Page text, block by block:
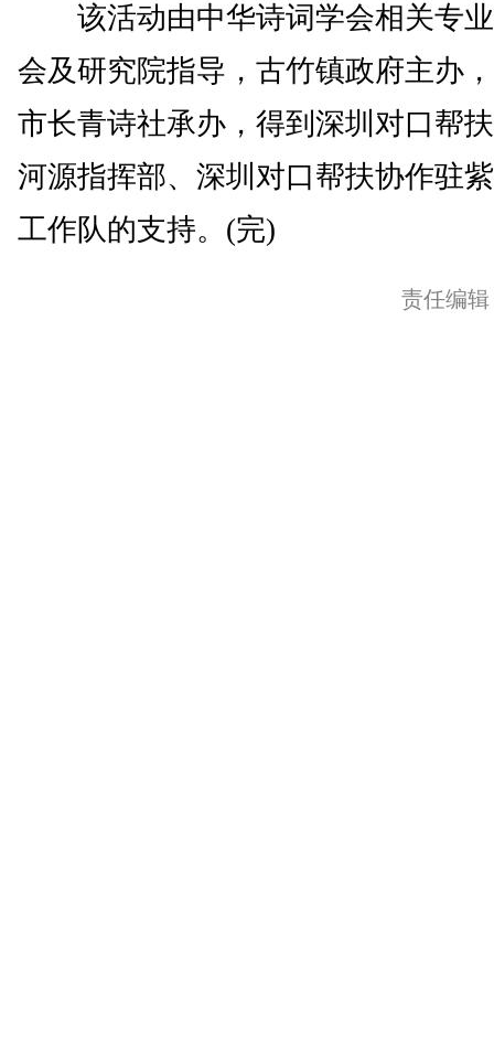
该活动由中华诗词学会相关专
会及研究院指导，古竹镇政府主办
市长青诗社承办，得到深圳对口帮
河源指挥部、深圳对口帮扶协作驻
工作队的支持。(完)
责任编